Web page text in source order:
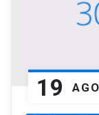
19 AGO